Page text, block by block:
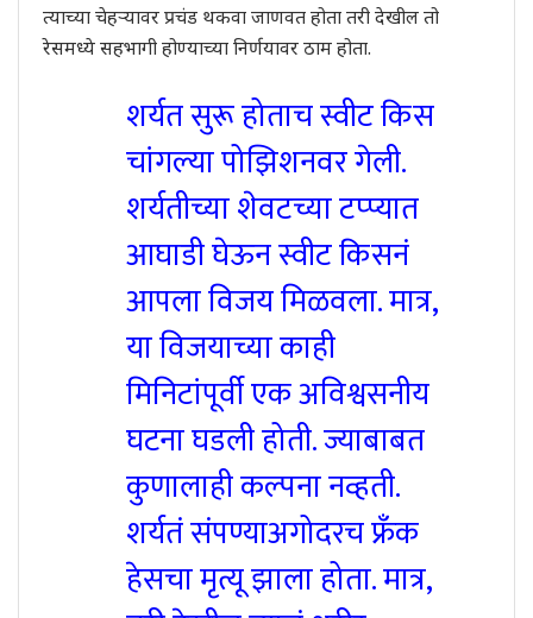
त्याच्या चेहऱ्यावर प्रचंड थकवा जाणवत होता तरी देखील तो
रेसमध्ये सहभागी होण्याच्या निर्णयावर ठाम होता.
शर्यत सुरू होताच स्वीट किस
चांगल्या पोझिशनवर गेली.
शर्यतीच्या शेवटच्या टप्प्यात
आघाडी घेऊन स्वीट किसनं
आपला विजय मिळवला. मात्र,
या विजयाच्या काही
मिनिटांपूर्वी एक अविश्वसनीय
घटना घडली होती. ज्याबाबत
कुणालाही कल्पना नव्हती.
शर्यतं संपण्याअगोदरच फ्रँक
हेसचा मृत्यू झाला होता. मात्र,